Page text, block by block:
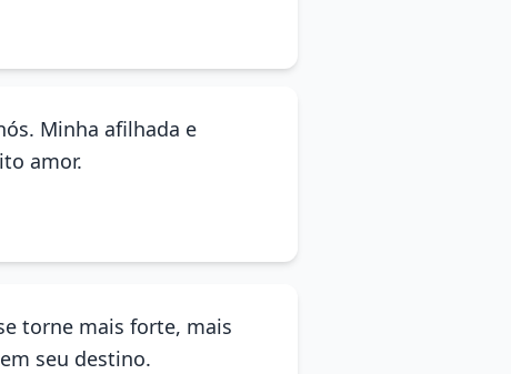
Minha afilhada e
amor.
torne mais forte, mais
seu destino.